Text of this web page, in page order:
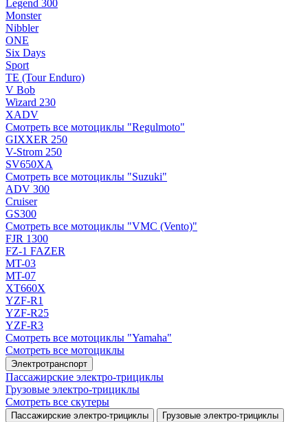
Legend 300
Monster
Nibbler
ONE
Six Days
Sport
TE (Tour Enduro)
V Bob
Wizard 230
XADV
Смотреть все мотоциклы "Regulmoto"
GIXXER 250
V-Strom 250
SV650XA
Смотреть все мотоциклы "Suzuki"
ADV 300
Cruiser
GS300
Смотреть все мотоциклы "VMC (Vento)"
FJR 1300
FZ-1 FAZER
MT-03
MT-07
XT660X
YZF-R1
YZF-R25
YZF-R3
Смотреть все мотоциклы "Yamaha"
Смотреть все мотоциклы
Электротранспорт
Пассажирские электро‑трициклы
Грузовые электро‑трициклы
Смотреть все скутеры
Пассажирские электро‑трициклы Грузовые электро‑трициклы